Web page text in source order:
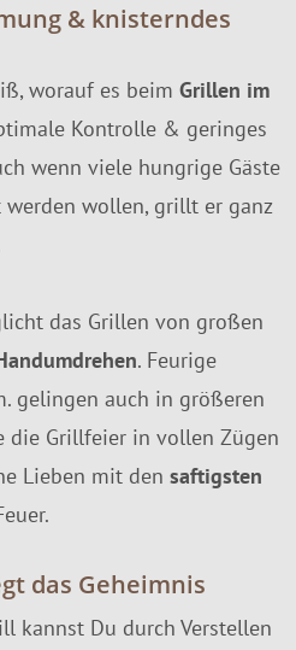
& knisterndes
worauf es beim Grillen im
Kontrolle & geringes
wenn viele hungrige Gäste
wollen, grillt er ganz
das Grillen von großen
. Feurige
gelingen auch in größeren
die Grillfeier in vollen Zügen
Lieben mit den saftigsten
das Geheimnis
kannst Du durch Verstellen